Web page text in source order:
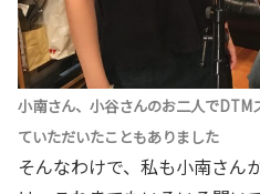
小南さん、小谷さんのお二人でDTM
ていただいたこともありました
そんなわけで、私も小南さん